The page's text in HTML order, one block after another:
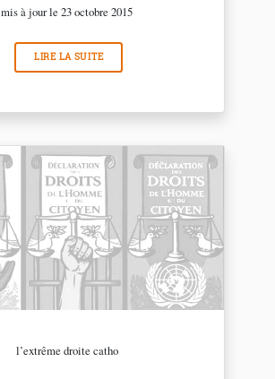
mis à jour le 23 octobre 2015
LIRE LA SUITE
l’extrême droite catho